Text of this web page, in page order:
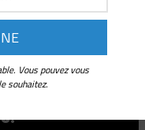
Vous pouvez vous
souhaitez.